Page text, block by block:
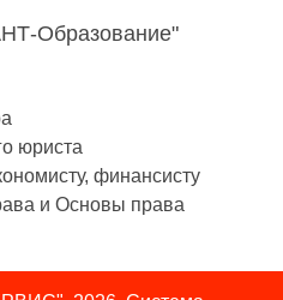
Образование"
юриста
финансисту
и Основы права